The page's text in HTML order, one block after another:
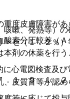
嗽、発熱等）
素分圧較差（
心電図検査及
１、９．１．
度皮膚障害があ
（１．２％
剤の休薬を行
質盲等が認